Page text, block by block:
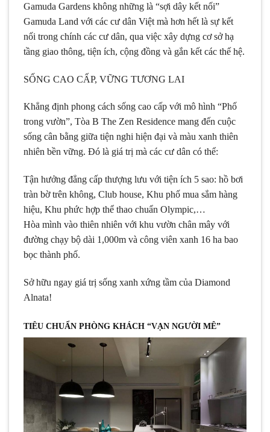
Gamuda Gardens không những là “sợi dây kết nối”
Gamuda Land với các cư dân Việt mà hơn hết là sự kết
nối trong chính các cư dân, qua việc xây dựng cơ sở hạ
tầng giao thông, tiện ích, cộng đồng và gắn kết các thế hệ.
SỐNG CAO CẤP, VỮNG TƯƠNG LAI
Khẳng định phong cách sống cao cấp với mô hình “Phố
trong vườn”, Tòa B The Zen Residence mang đến cuộc
sống cân bằng giữa tiện nghi hiện đại và màu xanh thiên
nhiên bền vững. Đó là giá trị mà các cư dân có thể:
Tận hưởng đẳng cấp thượng lưu với tiện ích 5 sao: hồ bơi
tràn bờ trên không, Club house, Khu phố mua sắm hàng
hiệu, Khu phức hợp thể thao chuẩn Olympic,…
Hòa mình vào thiên nhiên với khu vườn chân mây với
đường chạy bộ dài 1,000m và công viên xanh 16 ha bao
bọc thành phố.
Sở hữu ngay giá trị sống xanh xứng tầm của Diamond
Alnata!
TIÊU CHUẨN PHÒNG KHÁCH “VẠN NGƯỜI MÊ”